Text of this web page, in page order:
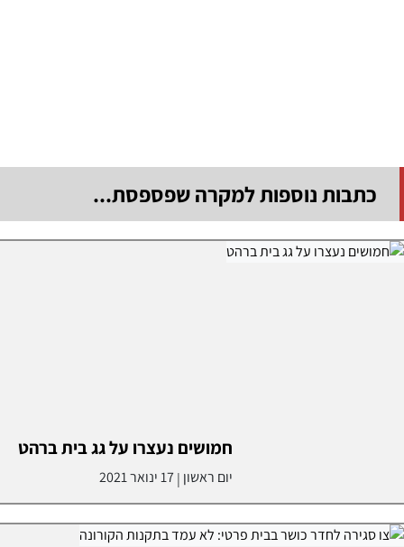
כתבות נוספות למקרה שפספסת...
חמושים נעצרו על גג בית ברהט
יום ראשון |17 ינואר 2021